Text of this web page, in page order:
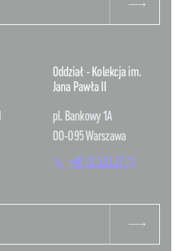
Oddział - Kolekcja im.
Jana Pawła II
pl. Bankowy 1A
00-095 Warszawa
+48 22 620 27 25